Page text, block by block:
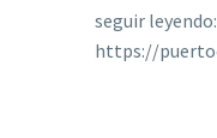
seguir leyendo:
https://